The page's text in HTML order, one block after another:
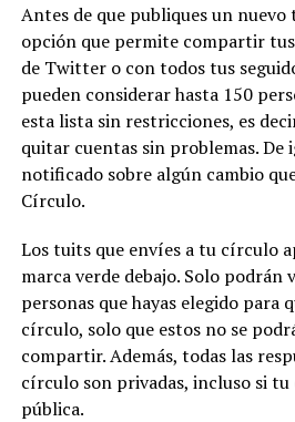
Antes de que publiques un
opción que permite compartir
de Twitter o con todos tus
pueden considerar hasta 150
esta lista sin restricciones, es
quitar cuentas sin problemas. De
notificado sobre algún cambio
Círculo.
Los tuits que envíes a tu círculo
marca verde debajo. Solo podrán
personas que hayas elegido para
círculo, solo que estos no se
compartir. Además, todas las
círculo son privadas, incluso si
pública.